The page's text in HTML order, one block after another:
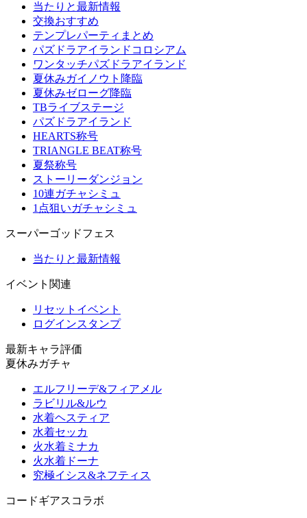
当たりと最新情報
交換おすすめ
テンプレパーティまとめ
パズドラアイランドコロシアム
ワンタッチパズドラアイランド
夏休みガイノウト降臨
夏休みゼローグ降臨
TBライブステージ
パズドラアイランド
HEARTS称号
TRIANGLE BEAT称号
夏祭称号
ストーリーダンジョン
10連ガチャシミュ
1点狙いガチャシミュ
スーパーゴッドフェス
当たりと最新情報
イベント関連
リセットイベント
ログインスタンプ
最新キャラ評価
夏休みガチャ
エルフリーデ&フィアメル
ラビリル&ルウ
水着ヘスティア
水着セッカ
火水着ミナカ
火水着ドーナ
究極イシス&ネフティス
コードギアスコラボ